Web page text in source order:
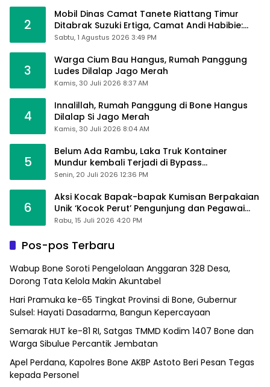
2
Mobil Dinas Camat Tanete Riattang Timur
Ditabrak Suzuki Ertiga, Camat Andi Habibie:
Alhamdulillah Saya Baik-Baik Saja
Sabtu, 1 Agustus 2026 3:49 PM
3
Warga Cium Bau Hangus, Rumah Panggung
Ludes Dilalap Jago Merah
Kamis, 30 Juli 2026 8:37 AM
4
Innalillah, Rumah Panggung di Bone Hangus
Dilalap Si Jago Merah
Kamis, 30 Juli 2026 8:04 AM
5
Belum Ada Rambu, Laka Truk Kontainer
Mundur kembali Terjadi di Bypass
Sumpallabbu
Senin, 20 Juli 2026 12:36 PM
6
Aksi Kocak Bapak-bapak Kumisan Berpakaian
Unik ‘Kocok Perut’ Pengunjung dan Pegawai
Alfamart, Ngaku Aktifkan Layar Sentuh Atm
Rabu, 15 Juli 2026 4:20 PM
Pos-pos Terbaru
Wabup Bone Soroti Pengelolaan Anggaran 328 Desa,
Dorong Tata Kelola Makin Akuntabel
Hari Pramuka ke-65 Tingkat Provinsi di Bone, Gubernur
Sulsel: Hayati Dasadarma, Bangun Kepercayaan
Semarak HUT ke-81 RI, Satgas TMMD Kodim 1407 Bone dan
Warga Sibulue Percantik Jembatan
Apel Perdana, Kapolres Bone AKBP Astoto Beri Pesan Tegas
kepada Personel